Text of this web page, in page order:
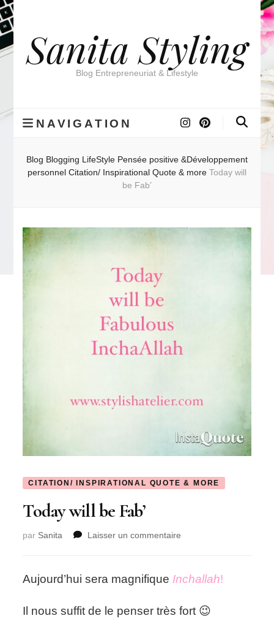
Sanita Styling
Blog Entrepreneuriat & Lifestyle
NAVIGATION
Blog Blogging LifeStyle Pensée positive &Développement
personnel Citation/ Inspirational Quote & more Today will
be Fab’
CITATION/ INSPIRATIONAL QUOTE & MORE
Today will be Fab’
par Sanita Laisser un commentaire
be
Fab’
Aujourd’hui sera magnifique Inchallah!
Il nous suffit de le penser très fort 😉